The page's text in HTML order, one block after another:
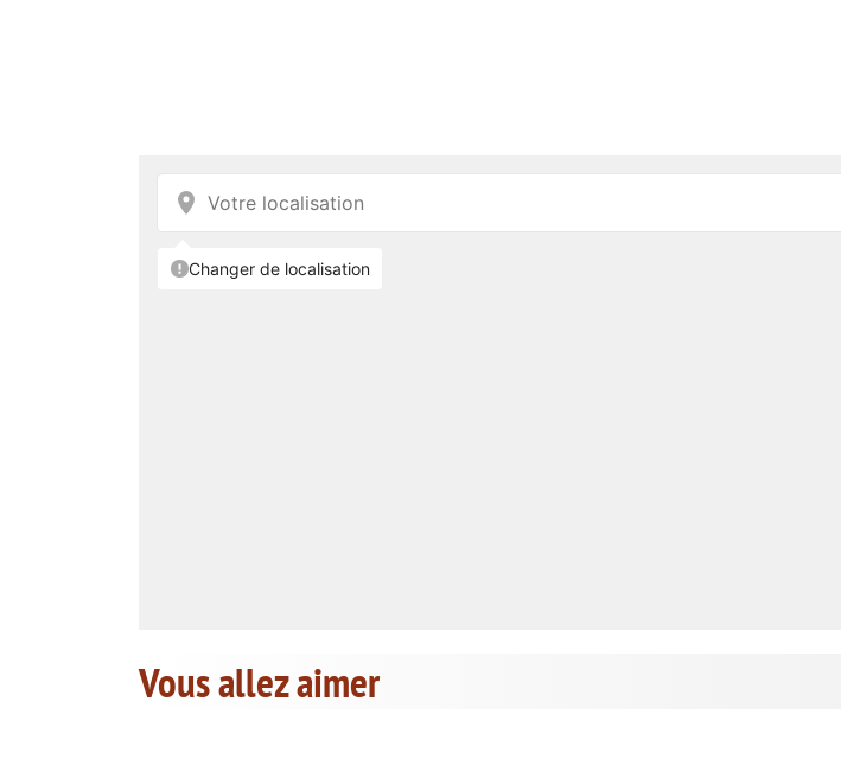
Vous allez aimer